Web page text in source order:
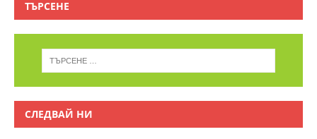
ТЪРСЕНЕ
СЛЕДВАЙ НИ